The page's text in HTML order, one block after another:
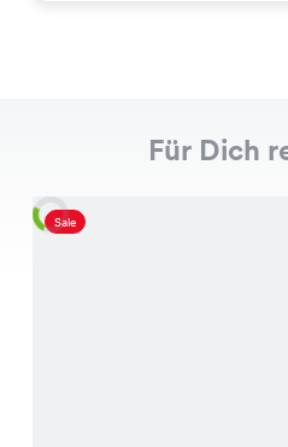
Für Dich
Sale